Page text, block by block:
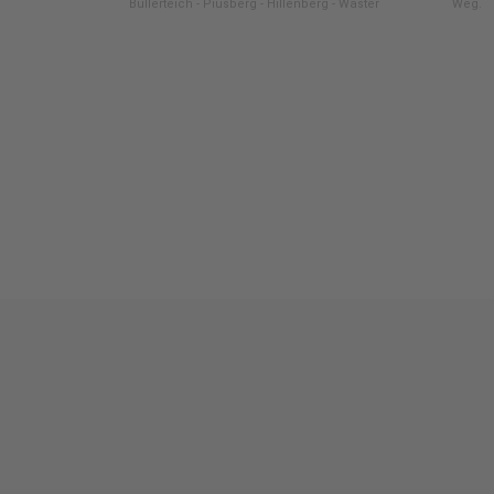
Bullerteich - Piusberg - Hillenberg - Wäster Weg.